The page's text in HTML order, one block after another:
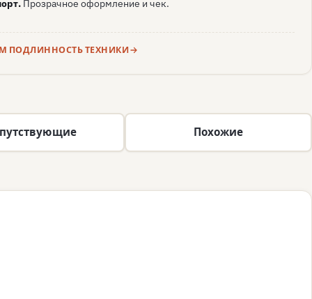
Прозрачное оформление и чек.
ПОДЛИННОСТЬ ТЕХНИКИ
Похожие